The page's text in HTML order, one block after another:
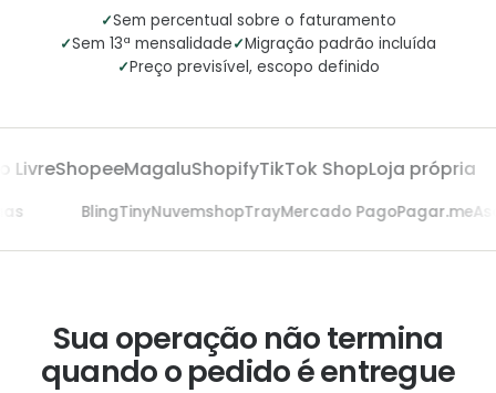
✓Sem percentual sobre o faturamento
✓Sem 13ª mensalidade✓Migração padrão incluída
✓Preço previsível, escopo definido
ShopeeMagaluShopifyTikTok ShopLoja própria
BlingTinyNuvemshopTrayMercado PagoPagar.me
Sua operação não termina
quando o pedido é entregue